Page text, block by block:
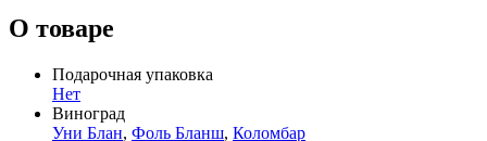
О товаре
Подарочная упаковка
Нет
Виноград
Уни Блан, Фоль Бланш, Коломбар